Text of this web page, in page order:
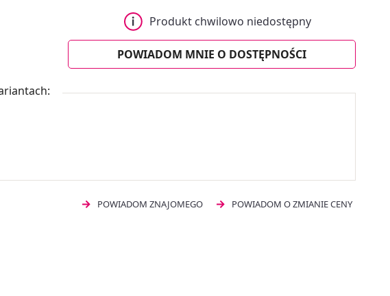
Produkt chwilowo niedostępny
POWIADOM MNIE O DOSTĘPNOŚCI
POWIADOM ZNAJOMEGO POWIADOM O ZMIANIE CENY